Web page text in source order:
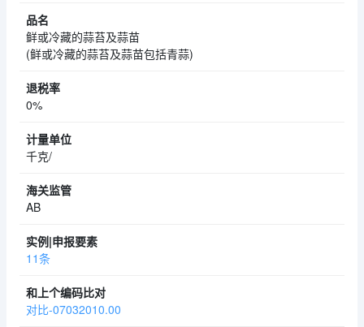
鲜或冷藏的蒜苔及蒜苗
(鲜或冷藏的蒜苔及蒜苗包括青蒜)
0%
千克/
AB
11条
对比-07032010.00